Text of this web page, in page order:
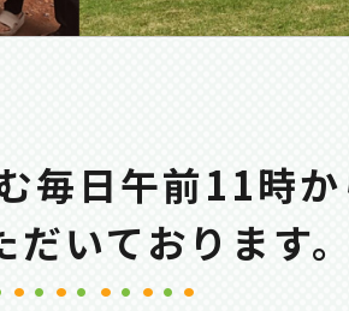
毎日午前11時
いております。